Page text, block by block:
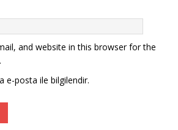
and website in this browser for the
e-posta ile bilgilendir.